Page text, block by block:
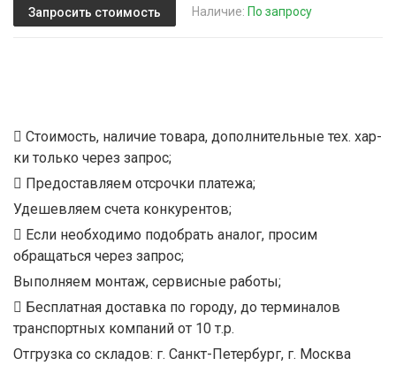
Запросить стоимость Наличие: По запросу
Стоимость, наличие товара, дополнительные тех. хар-
ки только через запрос;
Предоставляем отсрочки платежа;
Удешевляем счета конкурентов;
Если необходимо подобрать аналог, просим
обращаться через запрос;
Выполняем монтаж, сервисные работы;
Бесплатная доставка по городу, до терминалов
транспортных компаний от 10 т.р.
Отгрузка со складов: г. Санкт-Петербург, г. Москва